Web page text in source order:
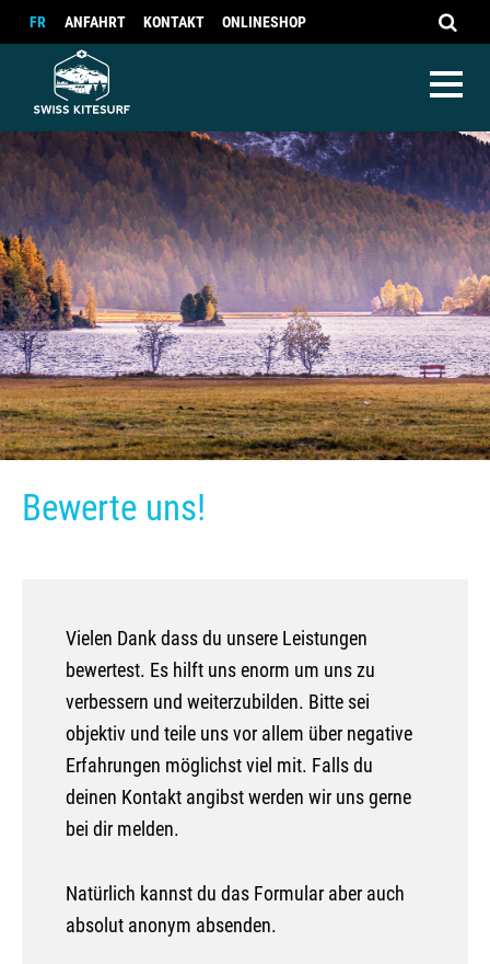
FR ANFAHRT KONTAKT ONLINESHOP
Camps
Camps
Kite camp Kenja
Bewerte uns!
Vielen Dank dass du unsere Leistungen
bewertest. Es hilft uns enorm um uns zu
verbessern und weiterzubilden. Bitte sei
objektiv und teile uns vor allem über negative
Erfahrungen möglichst viel mit. Falls du
deinen Kontakt angibst werden wir uns gerne
bei dir melden.
Natürlich kannst du das Formular aber auch
absolut anonym absenden.